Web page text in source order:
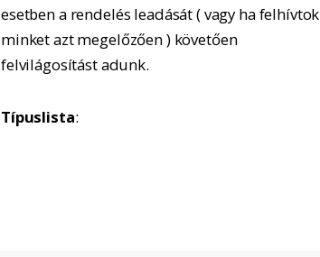
esetben a rendelés leadását ( vagy ha felhívtok
minket azt megelőzően ) követően
felvilágosítást adunk.
Típuslista: